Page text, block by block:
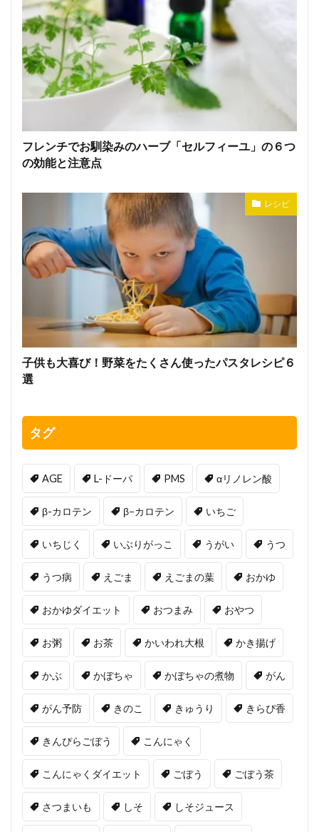
フレンチでお馴染みのハーブ「セルフィーユ」の６つ
の効能と注意点
レシピ
子供も大喜び！野菜をたくさん使ったパスタレシピ６
選
タグ
AGE L-ドーパ PMS αリノレン酸
β-カロテン β−カロテン いちご
いちじく いぶりがっこ うがい うつ
うつ病 えごま えごまの葉 おかゆ
おかゆダイエット おつまみ おやつ
お粥 お茶 かいわれ大根 かき揚げ
かぶ かぼちゃ かぼちゃの煮物 がん
がん予防 きのこ きゅうり きらぴ香
きんぴらごぼう こんにゃく
こんにゃくダイエット ごぼう ごぼう茶
さつまいも しそ しそジュース